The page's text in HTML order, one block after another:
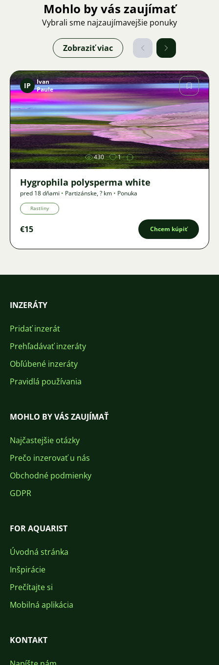
Mohlo by vás zaujímať
Vybrali sme najzaujímavejšie ponuky
Zobraziť viac
Obrázok
IP
Ivan
Paule
430 1
Hygrophila polysperma white
pred 18 dňami • Partizánske,? km • Ponuka
Rastliny
€15 Chcem kúpiť
INZERÁTY
Pridať inzerát
Prehľadávať inzeráty
Obľúbené inzeráty
Pravidlá používania
MOHLO BY VÁS ZAUJÍMAŤ
Najčastejšie otázky
Prečo inzerovať u nás
Obchodné podmienky
GDPR
FOR AQUARIST
Úvodná stránka
Inšpirácie
Prečítajte si
Mobilná aplikácia
KONTAKT